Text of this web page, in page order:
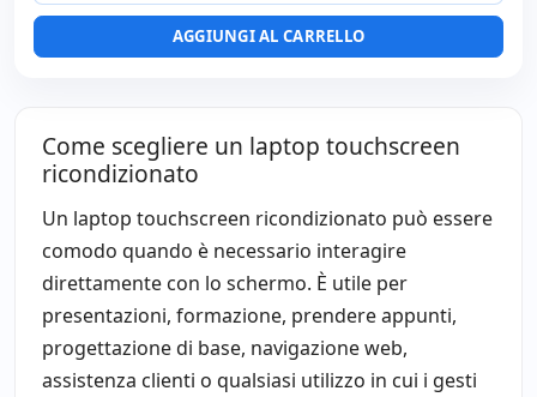
Dimensioni: 31.70x21.84x1.50 cm.
AGGIUNGI AL CARRELLO
Come scegliere un laptop touchscreen
ricondizionato
Un laptop touchscreen ricondizionato può essere
comodo quando è necessario interagire
direttamente con lo schermo. È utile per
presentazioni, formazione, prendere appunti,
progettazione di base, navigazione web,
assistenza clienti o qualsiasi utilizzo in cui i gesti